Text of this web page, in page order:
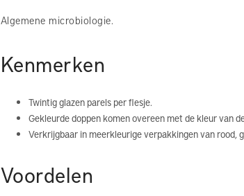
Algemene microbiologie.
Kenmerken
Twintig glazen parels per flesje.
Gekleurde doppen komen overeen met de kleur van
Verkrijgbaar in meerkleurige verpakkingen van rood,
Voordelen